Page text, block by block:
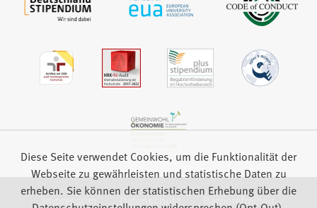
Impressum Datenschutz Barrierefreiheit
Diese Seite verwendet Cookies, um die Funktionalität der
Webseite zu gewährleisten und statistische Daten zu
erheben. Sie können der statistischen Erhebung über die